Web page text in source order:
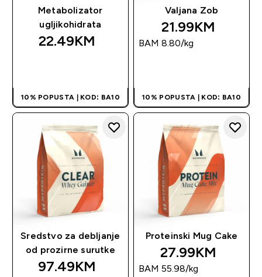
Metabolizator
ugljikohidrata
22.49KM‎
10% POPUSTA | KOD: BA10
Valjana Zob
21.99KM‎
BAM 8.80‎/kg
10% POPUSTA | KOD: BA10
Sredstvo za debljanje
od prozirne surutke
97.49KM‎
Proteinski Mug Cake
27.99KM‎
BAM 55.98‎/kg